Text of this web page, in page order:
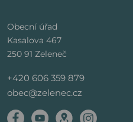
Obecní úřad
Kasalova 467
250 91 Zeleneč
+420 606 359 879
obec@zelenec.cz